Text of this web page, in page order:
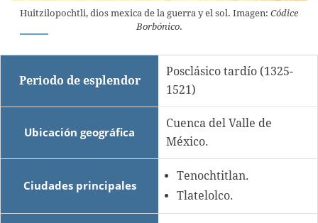
Huitzilopochtli, dios mexica de la guerra y el sol. Imagen: Códice
Borbónico.
Periodo de esplendor
Posclásico tardío (1325-
1521)
Ubicación geográfica
Cuenca del Valle de
México.
Ciudades principales
Tenochtitlan.
Tlatelolco.